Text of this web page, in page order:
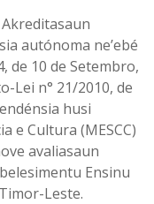
autónoma ne’ebé
de 10 de Setembro,
Lei n° 21/2010, de
husi
e Cultura (MESCC)
avaliasaun
Ensinu
Leste.